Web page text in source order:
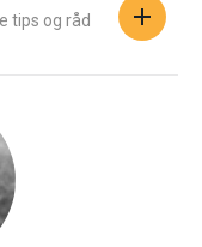
tips og råd